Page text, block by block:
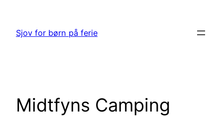
indhold
Sjov for børn på ferie
Midtfyns Camping